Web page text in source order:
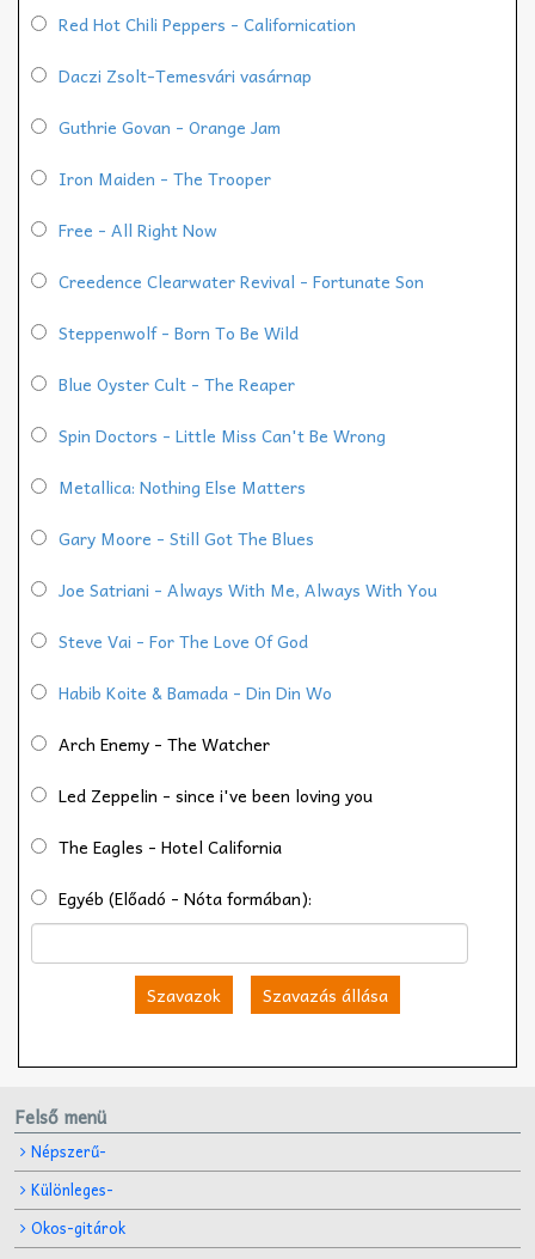
Red Hot Chili Peppers - Californication
Daczi Zsolt-Temesvári vasárnap
Guthrie Govan - Orange Jam
Iron Maiden - The Trooper
Free - All Right Now
Creedence Clearwater Revival - Fortunate Son
Steppenwolf - Born To Be Wild
Blue Oyster Cult - The Reaper
Spin Doctors - Little Miss Can't Be Wrong
Metallica: Nothing Else Matters
Gary Moore - Still Got The Blues
Joe Satriani - Always With Me, Always With You
Steve Vai - For The Love Of God
Habib Koite & Bamada - Din Din Wo
Arch Enemy - The Watcher
Led Zeppelin - since i've been loving you
The Eagles - Hotel California
Egyéb (Előadó - Nóta formában):
Szavazok Szavazás állása
Felső menü
Népszerű-
Különleges-
Okos-gitárok